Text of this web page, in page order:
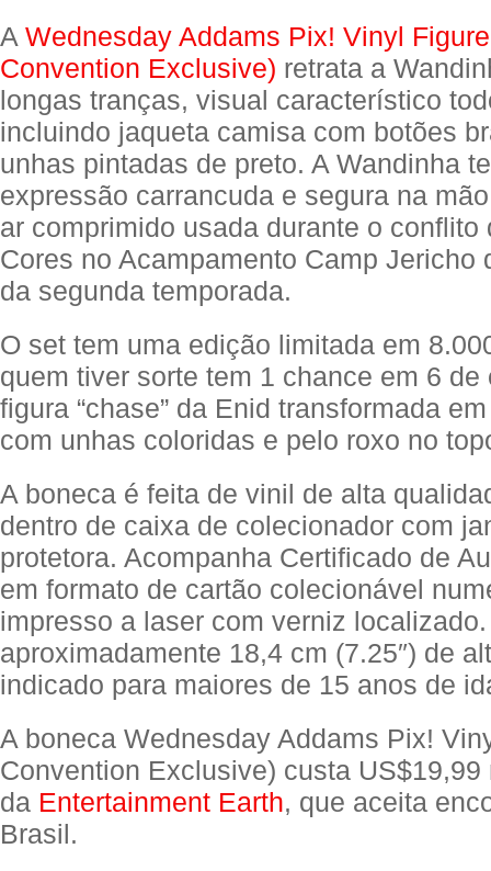
A Wednesday Addams Pix! Vinyl
Convention Exclusive) retrata a
longas tranças, visual característico
incluindo jaqueta camisa com botões
unhas pintadas de preto. A Wandinha
expressão carrancuda e segura na
ar comprimido usada durante o conflito
Cores no Acampamento Camp Jericho
da segunda temporada.
O set tem uma edição limitada em
quem tiver sorte tem 1 chance em 6 de
figura “chase” da Enid transformada
com unhas coloridas e pelo roxo no
A boneca é feita de vinil de alta
dentro de caixa de colecionador com
protetora. Acompanha Certificado de
em formato de cartão colecionável
impresso a laser com verniz
aproximadamente 18,4 cm (7.25″) de
indicado para maiores de 15 anos de
A boneca Wednesday Addams Pix!
Convention Exclusive) custa US$19,99
da Entertainment Earth, que aceita
Brasil.